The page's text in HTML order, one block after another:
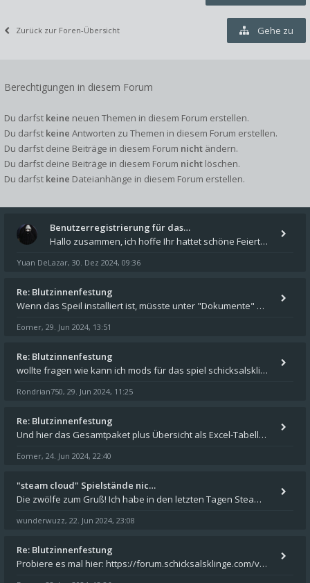
Zurück zur Foren-Übersicht Gehe zu
Berechtigungen in diesem Forum
Du darfst keine neuen Themen in diesem Forum erstellen.
Du darfst keine Antworten zu Themen in diesem Forum erstellen.
Du darfst deine Beiträge in diesem Forum nicht ändern.
Du darfst deine Beiträge in diesem Forum nicht löschen.
Du darfst keine Dateianhänge in diesem Forum erstellen.
Benutzerregistrierung für das…
Hallo zusammen, ich hoffe Ihr hattet schöne Feiertage und kommt auch gut ins neue Jahr. Ich schreibe hier kurz zur Infor
Yuan DeLazar, 30. Dez 2024, 09:36
Re: Blutzinnenfestung
Wenn das Speil installiert ist, müsste unter "Dokumente" auf Deinem Rechner ein Verzeichnis "blade of destiny" sein. Dar
Eomer, 29. Jun 2024, 13:51
Re: Blutzinnenfestung
wollte fragen wie kann ich mods für das spiel schicksalsklinge in das spieleverzeichnis kopieren und in welches
Rondrian750, 29. Jun 2024, 11:25
Re: Blutzinnenfestung
Und hier das Gesamtpaket plus Übersicht als Excel-Tabelle: https://forum.schicksalsklinge.com/viewtopic.php?f=239&t=156
Eomer, 24. Jun 2024, 22:40
"steam cloud" Spielstände nic…
Die zwölfe zum Gruß! Ich habe in den letzten Tagen Steam auf meinem Desktop PC mit Windows 11 installiert und über Steam
wunderwuzz, 22. Jun 2024, 23:08
Re: Blutzinnenfestung
Probiere es mal hier: https://forum.schicksalsklinge.com/viewtopic.php?f=239&t=15661